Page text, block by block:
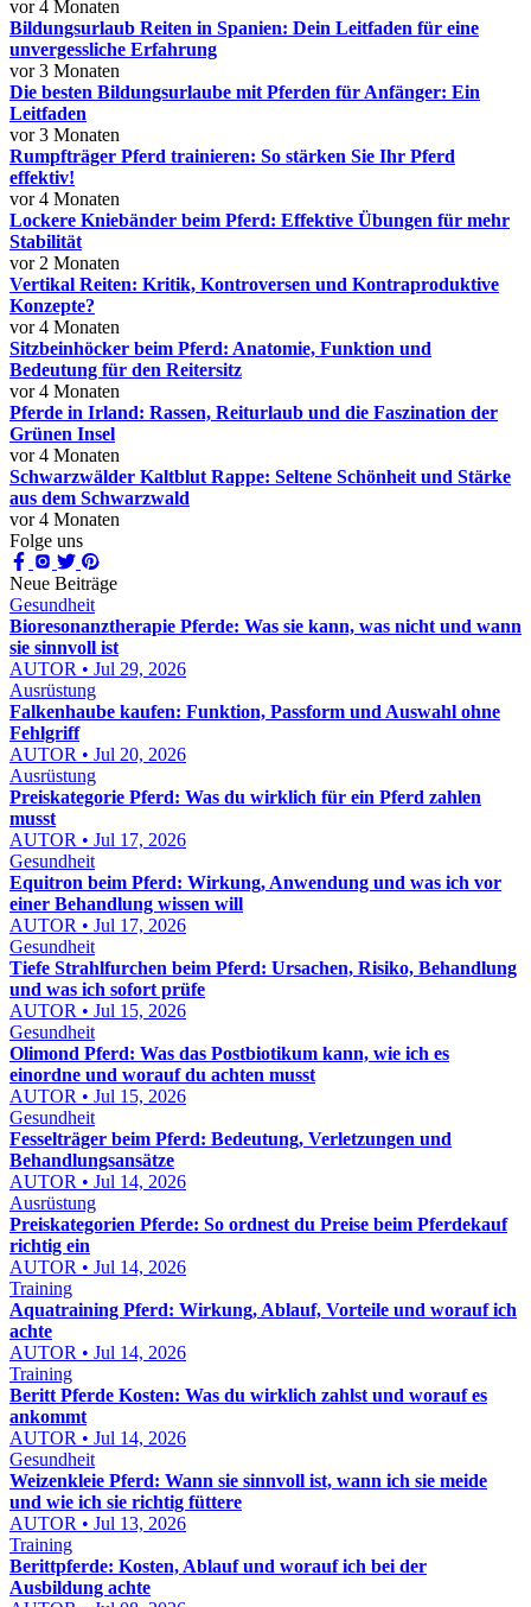
vor 4 Monaten
Bildungsurlaub Reiten in Spanien: Dein Leitfaden für eine
unvergessliche Erfahrung
vor 3 Monaten
Die besten Bildungsurlaube mit Pferden für Anfänger: Ein
Leitfaden
vor 3 Monaten
Rumpfträger Pferd trainieren: So stärken Sie Ihr Pferd
effektiv!
vor 4 Monaten
Lockere Kniebänder beim Pferd: Effektive Übungen für mehr
Stabilität
vor 2 Monaten
Vertikal Reiten: Kritik, Kontroversen und Kontraproduktive
Konzepte?
vor 4 Monaten
Sitzbeinhöcker beim Pferd: Anatomie, Funktion und
Bedeutung für den Reitersitz
vor 4 Monaten
Pferde in Irland: Rassen, Reiturlaub und die Faszination der
Grünen Insel
vor 4 Monaten
Schwarzwälder Kaltblut Rappe: Seltene Schönheit und Stärke
aus dem Schwarzwald
vor 4 Monaten
Folge uns
Neue Beiträge
Gesundheit
Bioresonanztherapie Pferde: Was sie kann, was nicht und wann
sie sinnvoll ist
AUTOR • Jul 29, 2026
Ausrüstung
Falkenhaube kaufen: Funktion, Passform und Auswahl ohne
Fehlgriff
AUTOR • Jul 20, 2026
Ausrüstung
Preiskategorie Pferd: Was du wirklich für ein Pferd zahlen
musst
AUTOR • Jul 17, 2026
Gesundheit
Equitron beim Pferd: Wirkung, Anwendung und was ich vor
einer Behandlung wissen will
AUTOR • Jul 17, 2026
Gesundheit
Tiefe Strahlfurchen beim Pferd: Ursachen, Risiko, Behandlung
und was ich sofort prüfe
AUTOR • Jul 15, 2026
Gesundheit
Olimond Pferd: Was das Postbiotikum kann, wie ich es
einordne und worauf du achten musst
AUTOR • Jul 15, 2026
Gesundheit
Fesselträger beim Pferd: Bedeutung, Verletzungen und
Behandlungsansätze
AUTOR • Jul 14, 2026
Ausrüstung
Preiskategorien Pferde: So ordnest du Preise beim Pferdekauf
richtig ein
AUTOR • Jul 14, 2026
Training
Aquatraining Pferd: Wirkung, Ablauf, Vorteile und worauf ich
achte
AUTOR • Jul 14, 2026
Training
Beritt Pferde Kosten: Was du wirklich zahlst und worauf es
ankommt
AUTOR • Jul 14, 2026
Gesundheit
Weizenkleie Pferd: Wann sie sinnvoll ist, wann ich sie meide
und wie ich sie richtig füttere
AUTOR • Jul 13, 2026
Training
Berittpferde: Kosten, Ablauf und worauf ich bei der
Ausbildung achte